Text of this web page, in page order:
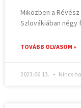
Miközben a
Szlovákiában négy
TOVÁBB OLVASOM »
2023.06.13. Nincs